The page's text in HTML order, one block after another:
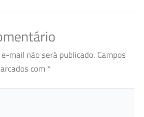
mail não será publicado.Campos
com*